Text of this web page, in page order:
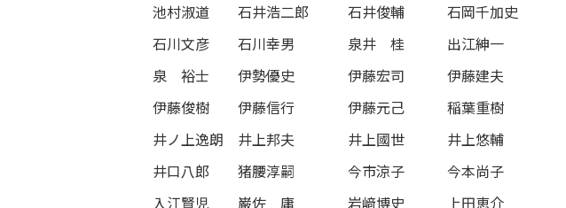
池村淑道
石井浩二郎 石井俊輔
石岡千加史
石川文彦
石川幸男 泉井 桂
出江紳一
泉 裕士
伊勢優史 伊藤宏司
伊藤建夫
伊藤俊樹
伊藤信行 伊藤元己
稲葉重樹
井ノ上逸朗
井上邦夫 井上國世
井上悠輔
井口八郎
猪腰淳嗣 今市涼子
今本尚子
入江賢児
巌佐 庸 岩﨑博史
上田恵介